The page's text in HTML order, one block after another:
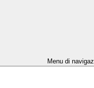
Menu di